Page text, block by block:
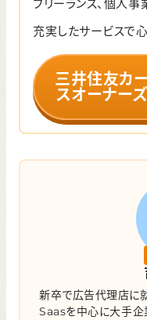
フリーランス、個人
充実したサービスで
三井住友カ
スオーナー
新卒で広告代理店に
Saasを中心に大手企